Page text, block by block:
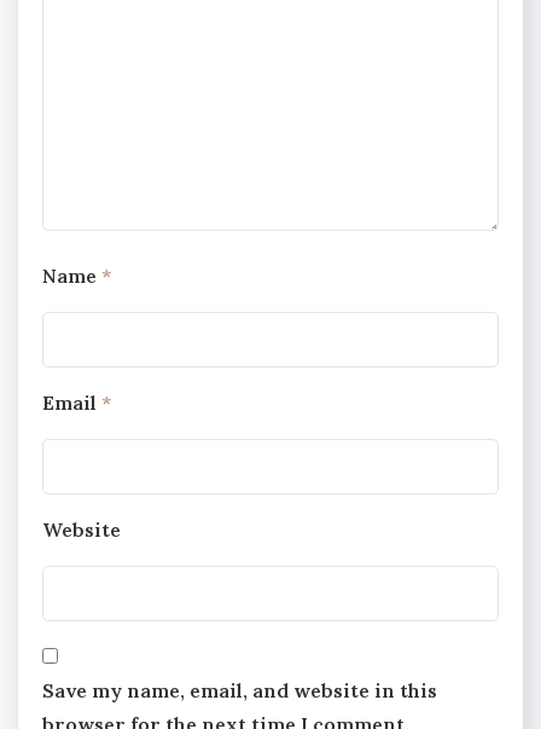
Name *
Email *
Website
Save my name, email, and website in this
browser for the next time I comment.